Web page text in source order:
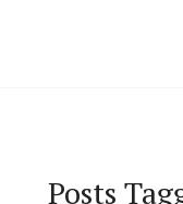
Posts